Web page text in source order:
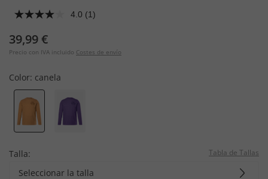
4.0 (1)
39,99 €
Precio con IVA incluido Costes de envío
Color: canela
Talla: Tabla de Tallas
Seleccionar la talla